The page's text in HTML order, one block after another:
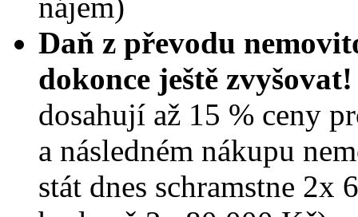
nájem)
Daň z převodu
dokonce ještě zvyšovat!
dosahují až 15 % ceny
a následném nákupu
stát dnes schramstne 2x